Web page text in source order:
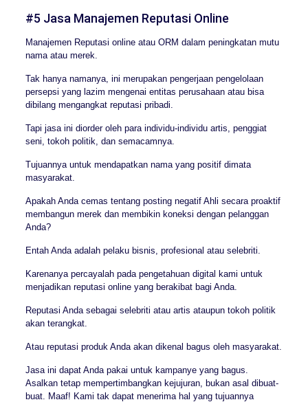
#5 Jasa Manajemen Reputasi Online
Manajemen Reputasi online atau ORM dalam peningkatan mutu
nama atau merek.
Tak hanya namanya, ini merupakan pengerjaan pengelolaan
persepsi yang lazim mengenai entitas perusahaan atau bisa
dibilang mengangkat reputasi pribadi.
Tapi jasa ini diorder oleh para individu-individu artis, penggiat
seni, tokoh politik, dan semacamnya.
Tujuannya untuk mendapatkan nama yang positif dimata
masyarakat.
Apakah Anda cemas tentang posting negatif Ahli secara proaktif
membangun merek dan membikin koneksi dengan pelanggan
Anda?
Entah Anda adalah pelaku bisnis, profesional atau selebriti.
Karenanya percayalah pada pengetahuan digital kami untuk
menjadikan reputasi online yang berakibat bagi Anda.
Reputasi Anda sebagai selebriti atau artis ataupun tokoh politik
akan terangkat.
Atau reputasi produk Anda akan dikenal bagus oleh masyarakat.
Jasa ini dapat Anda pakai untuk kampanye yang bagus.
Asalkan tetap mempertimbangkan kejujuran, bukan asal dibuat-
buat. Maaf! Kami tak dapat menerima hal yang tujuannya